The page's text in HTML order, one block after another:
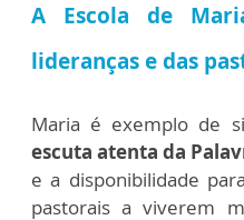
A Escola de
lideranças e das
Maria é exemplo de
escuta atenta da
e a disponibilidade
pastorais a viverem